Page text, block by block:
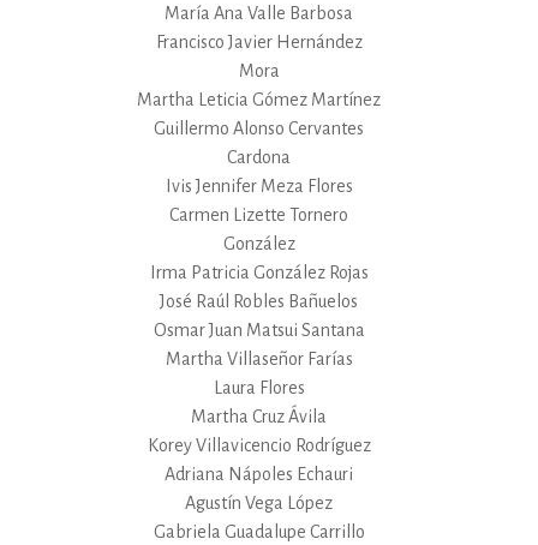
María Ana Valle Barbosa
Francisco Javier Hernández
Mora
Martha Leticia Gómez Martínez
Guillermo Alonso Cervantes
Cardona
Ivis Jennifer Meza Flores
Carmen Lizette Tornero
González
Irma Patricia González Rojas
José Raúl Robles Bañuelos
Osmar Juan Matsui Santana
Martha Villaseñor Farías
Laura Flores
Martha Cruz Ávila
Korey Villavicencio Rodríguez
Adriana Nápoles Echauri
Agustín Vega López
Gabriela Guadalupe Carrillo